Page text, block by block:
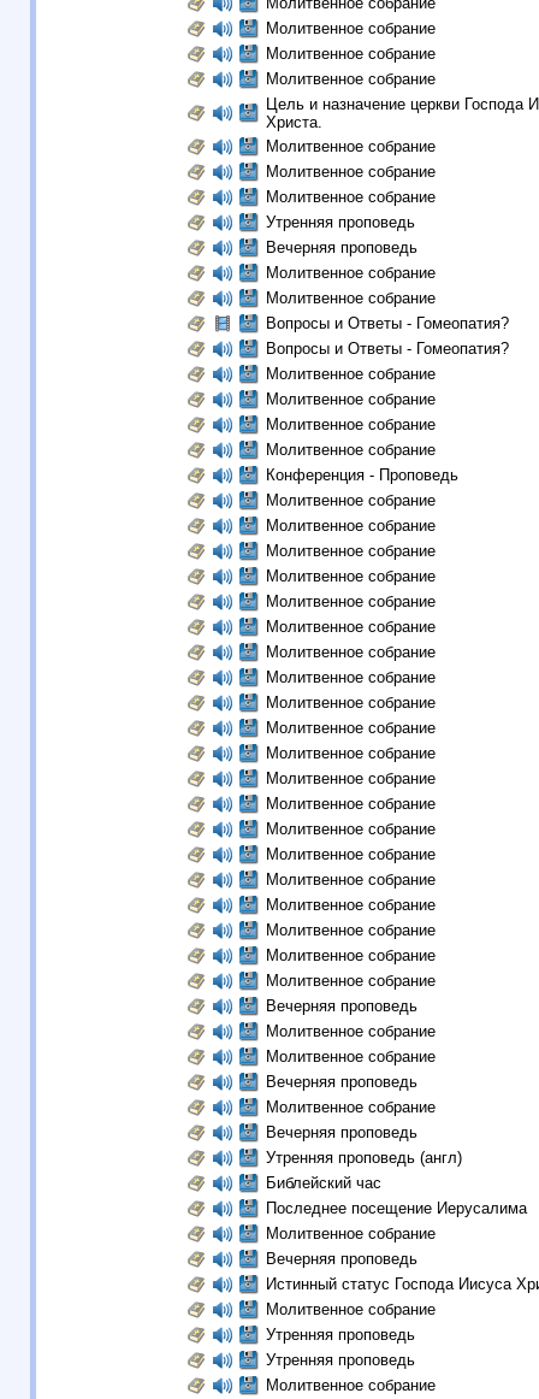
Молитвенное собрание
Молитвенное собрание
Молитвенное собрание
Цель и назначение церкви Господа
Христа.
Молитвенное собрание
Молитвенное собрание
Молитвенное собрание
Утренняя проповедь
Вечерняя проповедь
Молитвенное собрание
Молитвенное собрание
Вопросы и Ответы - Гомеопатия?
Вопросы и Ответы - Гомеопатия?
Молитвенное собрание
Молитвенное собрание
Молитвенное собрание
Молитвенное собрание
Конференция - Проповедь
Молитвенное собрание
Молитвенное собрание
Молитвенное собрание
Молитвенное собрание
Молитвенное собрание
Молитвенное собрание
Молитвенное собрание
Молитвенное собрание
Молитвенное собрание
Молитвенное собрание
Молитвенное собрание
Молитвенное собрание
Молитвенное собрание
Молитвенное собрание
Молитвенное собрание
Молитвенное собрание
Молитвенное собрание
Молитвенное собрание
Молитвенное собрание
Молитвенное собрание
Вечерняя проповедь
Молитвенное собрание
Молитвенное собрание
Вечерняя проповедь
Молитвенное собрание
Вечерняя проповедь
Утренняя проповедь (англ)
Библейский час
Последнее посещение Иерусалима
Молитвенное собрание
Вечерняя проповедь
Истинный статус Господа Иисуса
Молитвенное собрание
Утренняя проповедь
Утренняя проповедь
Молитвенное собрание